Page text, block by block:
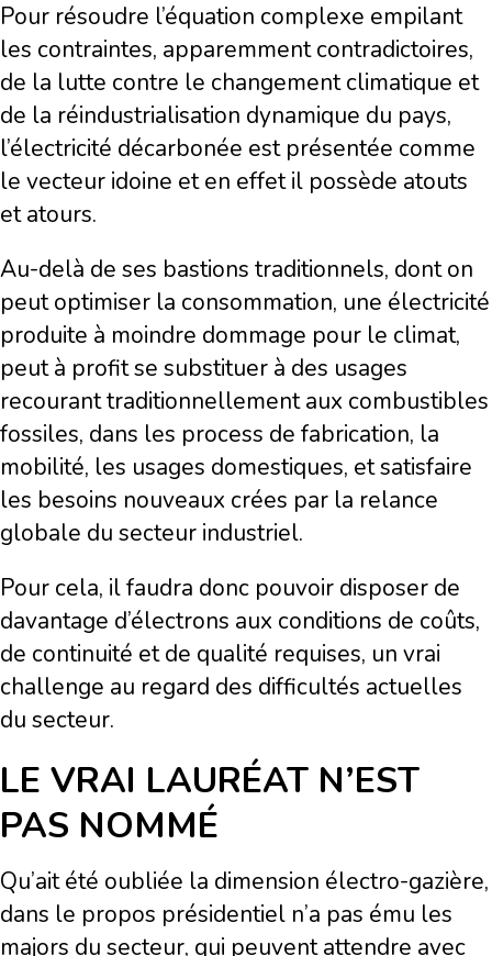
Pour résoudre l’équation complexe empilant
les contraintes, apparemment contradictoires,
de la lutte contre le changement climatique et
de la réindustrialisation dynamique du pays,
l’électricité décarbonée est présentée comme
le vecteur idoine et en effet il possède atouts
et atours.
Au-delà de ses bastions traditionnels, dont on
peut optimiser la consommation, une électricité
produite à moindre dommage pour le climat,
peut à profit se substituer à des usages
recourant traditionnellement aux combustibles
fossiles, dans les process de fabrication, la
mobilité, les usages domestiques, et satisfaire
les besoins nouveaux crées par la relance
globale du secteur industriel.
Pour cela, il faudra donc pouvoir disposer de
davantage d’électrons aux conditions de coûts,
de continuité et de qualité requises, un vrai
challenge au regard des difficultés actuelles
du secteur.
LE VRAI LAURÉAT N’EST
PAS NOMMÉ
Qu’ait été oubliée la dimension électro-gazière,
dans le propos présidentiel n’a pas ému les
majors du secteur, qui peuvent attendre avec